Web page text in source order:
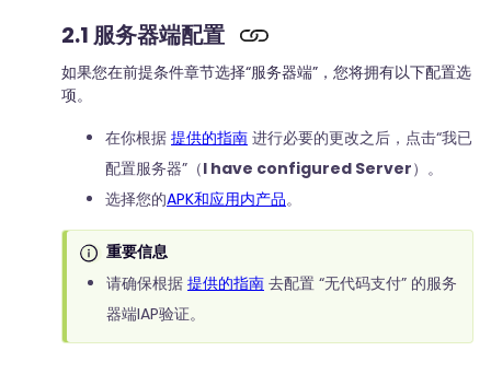
2.1 服务器端配置
如果您在前提条件章节选择“服务器端”，您将拥有以下配置选
项。
在你根据 提供的指南 进行必要的更改之后，点击“我已
配置服务器”（I have configured Server）。
选择您的APK和应用内产品。
重要信息
请确保根据 提供的指南 去配置 “无代码支付” 的服务
器端IAP验证。